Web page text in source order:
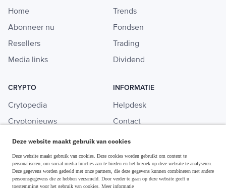
Home
Abonneer nu
Resellers
Media links
Trends
Fondsen
Trading
Dividend
CRYPTO
Crytopedia
Cryptonieuws
Crypto koopgids
Investeren in crypto
INFORMATIE
Helpdesk
Contact
Adverteren
Deze website maakt gebruik van cookies
Deze website maakt gebruik van cookies. Deze cookies worden gebruikt om content te
personaliseren, om social media functies aan te bieden en het bezoek op deze website te analyseren.
Deze gegevens worden gedeeld met onze partners, die deze gegevens kunnen combineren met andere
persoonsgegevens die ze hebben verzameld. Door verder te gaan op deze website geeft u
toestemming voor het gebruik van cookies. Meer informatie